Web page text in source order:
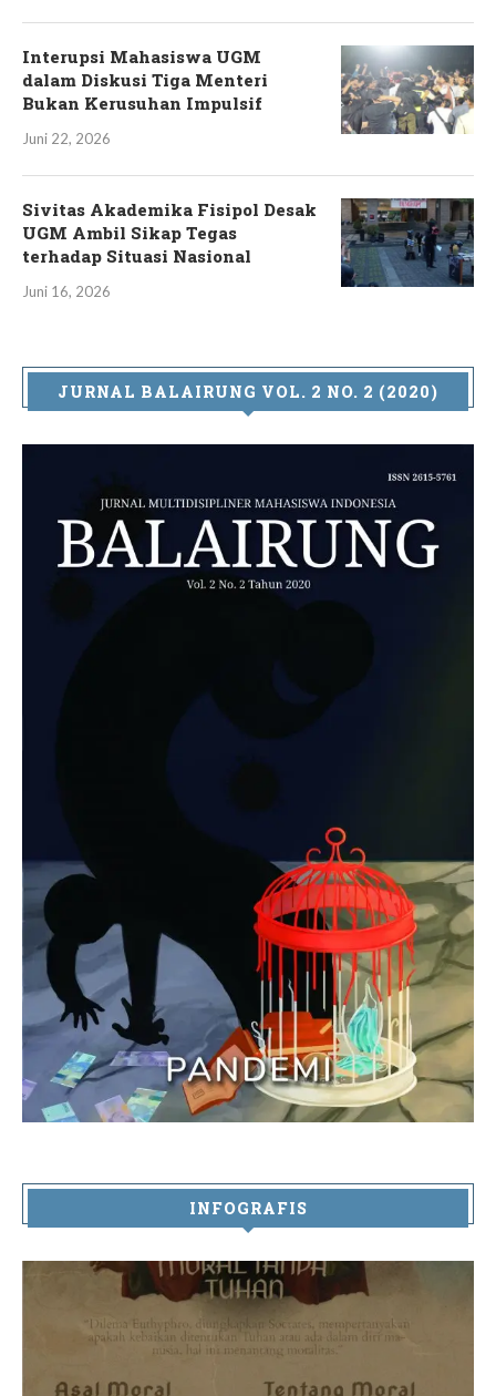
Interupsi Mahasiswa UGM
dalam Diskusi Tiga Menteri
Bukan Kerusuhan Impulsif
Juni 22, 2026
Sivitas Akademika Fisipol Desak
UGM Ambil Sikap Tegas
terhadap Situasi Nasional
Juni 16, 2026
JURNAL BALAIRUNG VOL. 2 NO. 2 (2020)
INFOGRAFIS